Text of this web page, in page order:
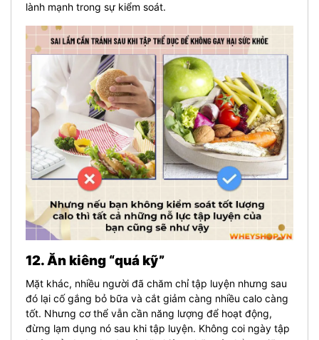
lành mạnh trong sự kiểm soát.
12. Ăn kiêng “quá kỹ”
Mặt khác, nhiều người đã chăm chỉ tập luyện nhưng sau
đó lại cố gắng bỏ bữa và cắt giảm càng nhiều calo càng
tốt. Nhưng cơ thể vẫn cần năng lượng để hoạt động,
đừng lạm dụng nó sau khi tập luyện. Không coi ngày tập